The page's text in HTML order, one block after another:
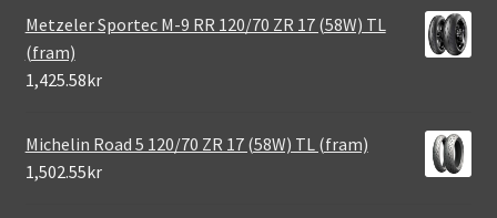
Metzeler Sportec M-9 RR 120/70 ZR 17 (58W) TL
(fram)
1,425.58kr
Michelin Road 5 120/70 ZR 17 (58W) TL (fram)
1,502.55kr